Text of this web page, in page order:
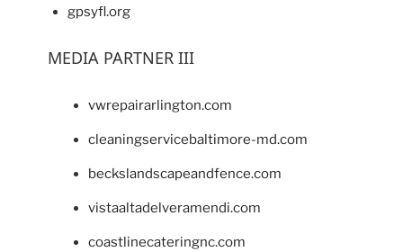
gpsyfl.org
MEDIA PARTNER III
vwrepairarlington.com
cleaningservicebaltimore-md.com
beckslandscapeandfence.com
vistaaltadelveramendi.com
coastlinecateringnc.com